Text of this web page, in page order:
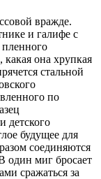
вражде.
и галифе с
пленного
какая она хрупкая
стальной
по
детского
будущее для
соединяются
один миг бросает
сражаться за